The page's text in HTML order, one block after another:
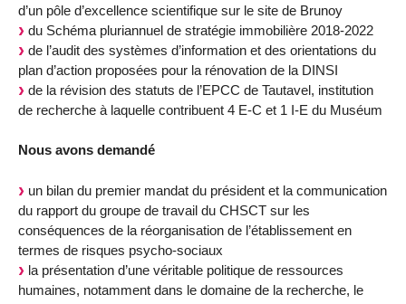
d’un pôle d’excellence scientifique sur le site de Brunoy
du Schéma pluriannuel de stratégie immobilière 2018-2022
de l’audit des systèmes d’information et des orientations du
plan d’action proposées pour la rénovation de la DINSI
de la révision des statuts de l’EPCC de Tautavel, institution
de recherche à laquelle contribuent 4 E-C et 1 I-E du Muséum
Nous avons demandé
un bilan du premier mandat du président et la communication
du rapport du groupe de travail du CHSCT sur les
conséquences de la réorganisation de l’établissement en
termes de risques psycho-sociaux
la présentation d’une véritable politique de ressources
humaines, notamment dans le domaine de la recherche, le